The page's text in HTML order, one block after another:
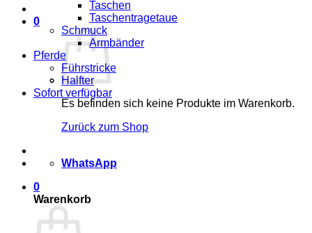
0
Es befinden sich keine Produkte im Warenkorb.
Zurück zum Shop
WhatsApp
0
Warenkorb
Taschen
Taschentragetaue
Schmuck
Armbänder
Pferde
Führstricke
Halfter
Sofort verfügbar